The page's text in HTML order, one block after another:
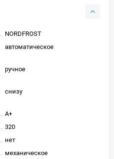
NORDFROST
автоматическое
ручное
снизу
A+
320
нет
механическое